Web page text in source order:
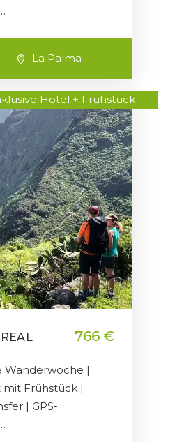
La Palma
Hotel + Frühstück
766 €
Wanderwoche |
Frühstück |
| GPS-